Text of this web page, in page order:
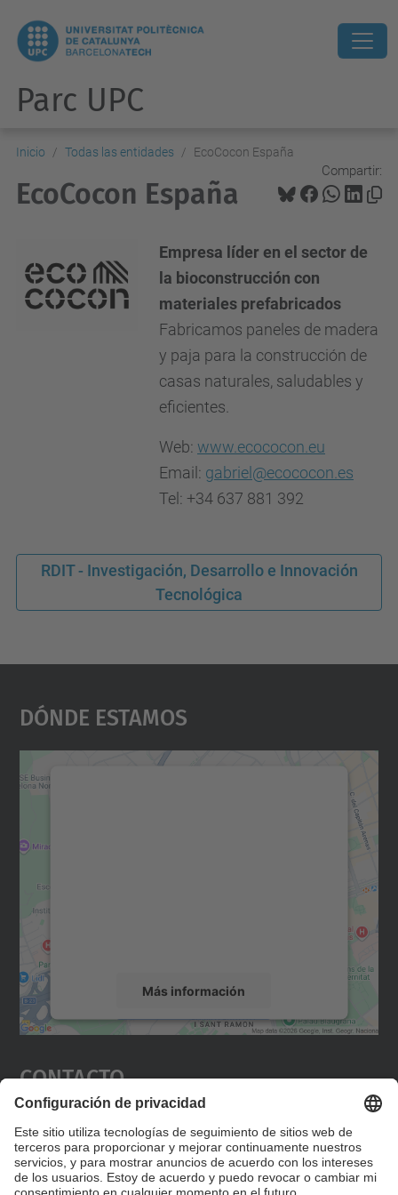
Parc UPC
Inicio Todas las entidades EcoCocon España
Compartir:
EcoCocon España
Empresa líder en el sector de
la bioconstrucción con
materiales prefabricados
Fabricamos paneles de madera
y paja para la construcción de
casas naturales, saludables y
eficientes.
Web: www.ecococon.eu
Email: gabriel@ecococon.es
Tel: +34 637 881 392
RDIT - Investigación, Desarrollo e Innovación
Tecnológica
Dónde Estamos
Más información
Aceptar
powered by
Contacto
Editad en la página "Contacto personalizado", que
encontraréis en la raíz de español, vuestros datos
personalizados de contacto.